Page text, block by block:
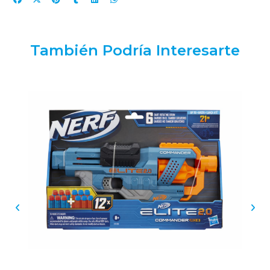
También Podría Interesarte